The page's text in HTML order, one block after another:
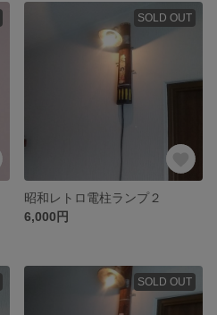
SOLD OUT
昭和レトロ電柱ランプ２
6,000円
SOLD OUT